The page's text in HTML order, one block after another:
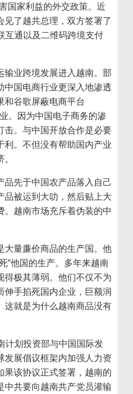
国家利益的外交政策。近
见了越共总理，双方签署了
互通以及二维码跨境支付
输业跨境发展进入越南。部
中国电商行业更深入地渗透
和谷歌屏蔽电商平台
。因为中国电子商务的渗
击。与中国开放合作是必要
利。不但没有帮助国内产业
品先于中国农产品落入自己
品被运到大叻，然后贴上大
。越南市场充斥着伪装的中
大量廉价商品的生产国。他
”他国的生产。多年来越南
得极其薄弱。他们不仅不为
伸手掐死国内企业，巨额润
这就是为什么越南商品没有
计划投资部与中国国际发
发展倡议框架内加强人力资
果该协议正式签署，越南的
中共要向越南共产党员灌输